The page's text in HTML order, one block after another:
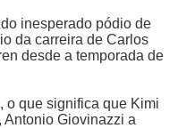
inesperado pódio de
da carreira de Carlos
desde a temporada de
o que significa que Kimi
Antonio Giovinazzi a